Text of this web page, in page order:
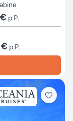
p.P.
€ p.P.